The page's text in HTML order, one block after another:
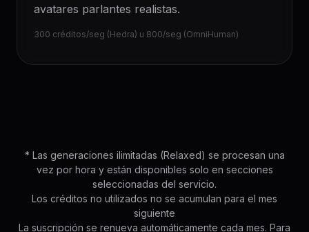
avatares parlantes realistas.
300 créditos/seg (Hedra) u 800/seg (OmniHuman)
* Las generaciones ilimitadas (Relaxed) se procesan una
vez por hora y están disponibles solo en secciones
seleccionadas del servicio.
Los créditos no utilizados no se acumulan para el mes
siguiente
La suscripción se renueva automáticamente cada mes. Para